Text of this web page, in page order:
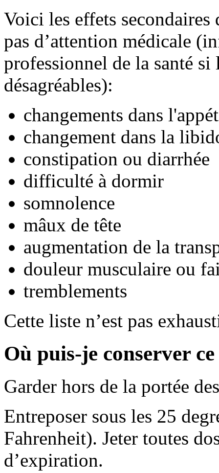
Voici les effets
pas d’attention médicale
professionnel de la santé
désagréables):
changements dans
changement dans la
constipation ou diarrhée
difficulté à dormir
somnolence
mâux de tête
augmentation de la
douleur musculaire ou
tremblements
Cette liste n’est pas
Où puis-je conserver
Garder hors de la portée
Entreposer sous les 25
Fahrenheit). Jeter toutes
d’expiration.